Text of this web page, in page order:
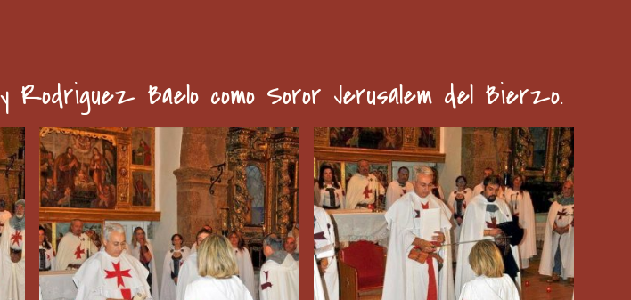
Rodriguez Baelo como Soror Jerusalem del Bierzo.